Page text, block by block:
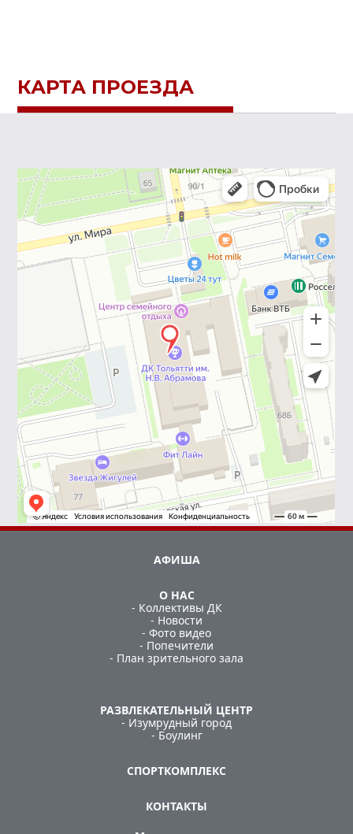
КАРТА ПРОЕЗДА
АФИША
О НАС
- Коллективы ДК
- Новости
- Фото видео
- Попечители
- План зрительного зала
РАЗВЛЕКАТЕЛЬНЫЙ ЦЕНТР
- Изумрудный город
- Боулинг
СПОРТКОМПЛЕКС
КОНТАКТЫ